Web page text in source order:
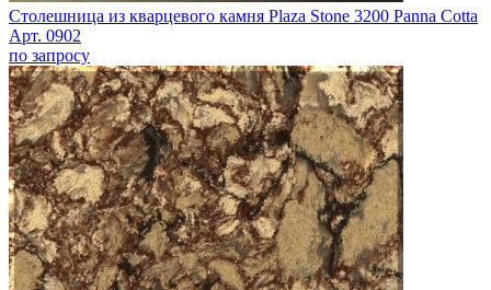
Столешница из кварцевого камня Plaza Stone 3200 Panna Cotta
Арт. 0902
по запросу